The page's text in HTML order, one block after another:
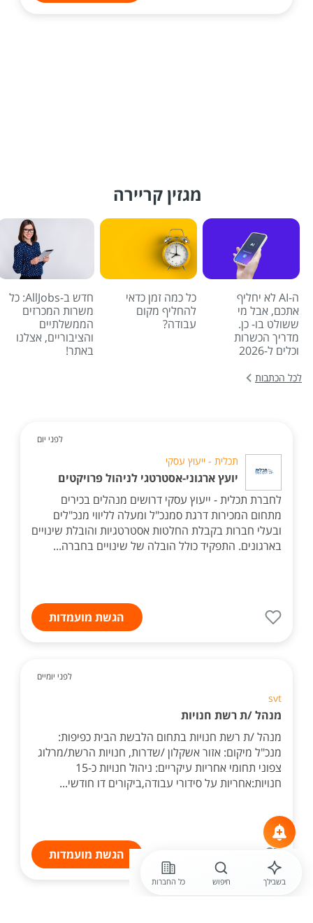
מגזין קריירה
ה-AI לא יחליף
אתכם, אבל מי
ששולט בו- כן.
מדריך הכשרות
וכלים ל-2026
כל כמה זמן כדאי
להחליף מקום
עבודה?
חדש ב-AllJobs: כל
משרות המכרזים
הממשלתיים
והציבוריים, אצלנו
באתר!
לכל הכתבות
לפני יום
תכלית - ייעוץ עסקי
יועץ ארגוני-אסטרטגי לניהול פרויקטים
לחברת תכלית - ייעוץ עסקי דרושים מנהלים בכירים
מתחום המכירות דרגת סמנכ"ל ומעלה לליווי מנכ"לים
ובעלי חברות בקבלת החלטות אסטרטגיות והובלת שינויים
בארגונים. התפקיד כולל הובלה של שינויים בחברה...
הגשת מועמדות
לפני יומיים
svt
מנהל /ת רשת חנויות
מנהל /ת רשת חנויות בתחום הלבשת הבית כפיפות:
מנכ"ל מיקום: אזור אשקלון /שדרות, חנויות הרשת/מרלוג
צפוני תחומי אחריות עיקריים: ניהול חנויות כ-15
חנויות:אחריות על סידורי עבודה,ביקורים דו חודשי...
הגשת מועמדות
בשבילך חיפוש כל החברות